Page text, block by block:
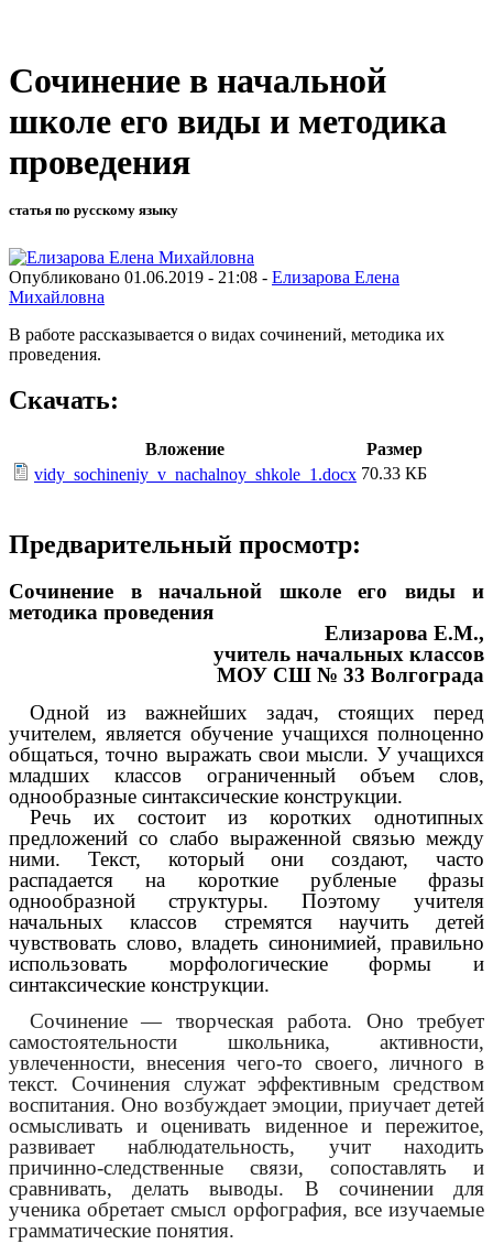
Сочинение в начальной
школе его виды и методика
проведения
статья по русскому языку
Опубликовано 01.06.2019 - 21:08 - Елизарова Елена
Михайловна
В работе рассказывается о видах сочинений, методика их
проведения.
Скачать:
Вложение
Размер
vidy_sochineniy_v_nachalnoy_shkole_1.docx 70.33 КБ
Предварительный просмотр:
Сочинение в начальной школе его виды и
методика проведения
Елизарова Е.М.,
учитель начальных классов
МОУ СШ № 33 Волгограда
Одной из важнейших задач, стоящих перед
учителем, является обучение учащихся полноценно
общаться, точно выражать свои мысли. У учащихся
младших классов ограниченный объем слов,
однообразные синтаксические конструкции.
Речь их состоит из коротких однотипных
предложений со слабо выраженной связью между
ними. Текст, который они создают, часто
распадается на короткие рубленые фразы
однообразной структуры. Поэтому учителя
начальных классов стремятся научить детей
чувствовать слово, владеть синонимией, правильно
использовать морфологические формы и
синтаксические конструкции.
Сочинение — творческая работа. Оно требует
самостоятельности школьника, активности,
увлеченности, внесения чего-то своего, личного в
текст. Сочинения служат эффективным средством
воспитания. Оно возбуждает эмоции, приучает детей
осмысливать и оценивать виденное и пережитое,
развивает наблюдательность, учит находить
причинно-следственные связи, сопоставлять и
сравнивать, делать выводы. В сочинении для
ученика обретает смысл орфография, все изучаемые
грамматические понятия.